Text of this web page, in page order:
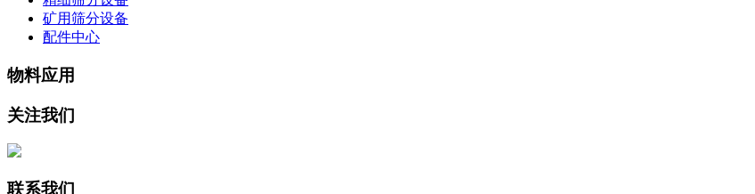
矿用筛分设备
配件中心
物料应用
关注我们
联系我们